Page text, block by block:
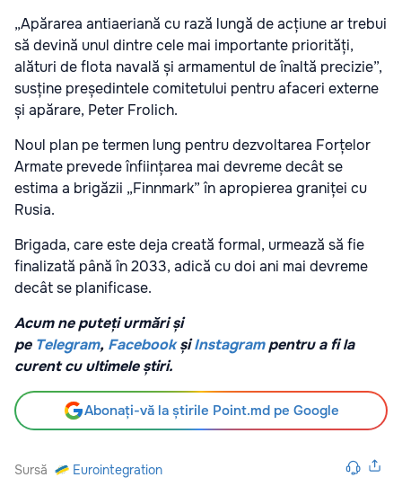
„Apărarea antiaeriană cu rază lungă de acțiune ar trebui
să devină unul dintre cele mai importante priorități,
alături de flota navală și armamentul de înaltă precizie”,
susține președintele comitetului pentru afaceri externe
și apărare, Peter Frolich.
Noul plan pe termen lung pentru dezvoltarea Forțelor
Armate prevede înființarea mai devreme decât se
estima a brigăzii „Finnmark” în apropierea graniței cu
Rusia.
Brigada, care este deja creată formal, urmează să fie
finalizată până în 2033, adică cu doi ani mai devreme
decât se planificase.
Acum ne puteți urmări și
pe Telegram, Facebook șiInstagrampentru a fi la
curent cu ultimele știri.
Abonați-vă la știrile Point.md pe Google
Sursă Eurointegration